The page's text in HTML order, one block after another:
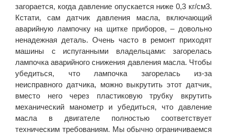
загорается, когда давление опускается ниже 0,3 кг/см3.
Кстати, сам датчик давления масла, включающий
аварийную лампочку на щитке приборов, – довольно
ненадежная деталь. Очень часто в ремонт приходят
машины с испуганными владельцами: загорелась
лампочка аварийного снижения давления масла. Чтобы
убедиться, что лампочка загорелась из-за
неисправного датчика, можно выкрутить этот датчик,
вместо него через пластиковую трубку вкрутить
механический манометр и убедиться, что давление
масла в двигателе полностью соответствует
техническим требованиям. Мы обычно ограничиваемся